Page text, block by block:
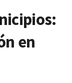
en